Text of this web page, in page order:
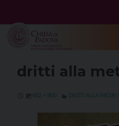
content
dritti alla
602 × 800 DRITTI ALLA META!